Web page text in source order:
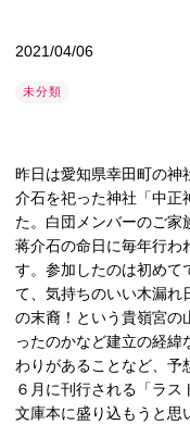
2021/04/06
未分類
昨日は愛知県幸田町の神
介石を祀った神社「中正
た。白団メンバーのご家
蒋介石の命日に毎年行わ
す。参加したのは初めて
て、気持ちのいい木漏れ
の末裔！という貴嶺宮の
ったのかなど建立の経緯
わりがあることなど、予
６月に刊行される「ラ
文庫本に盛り込もうと思